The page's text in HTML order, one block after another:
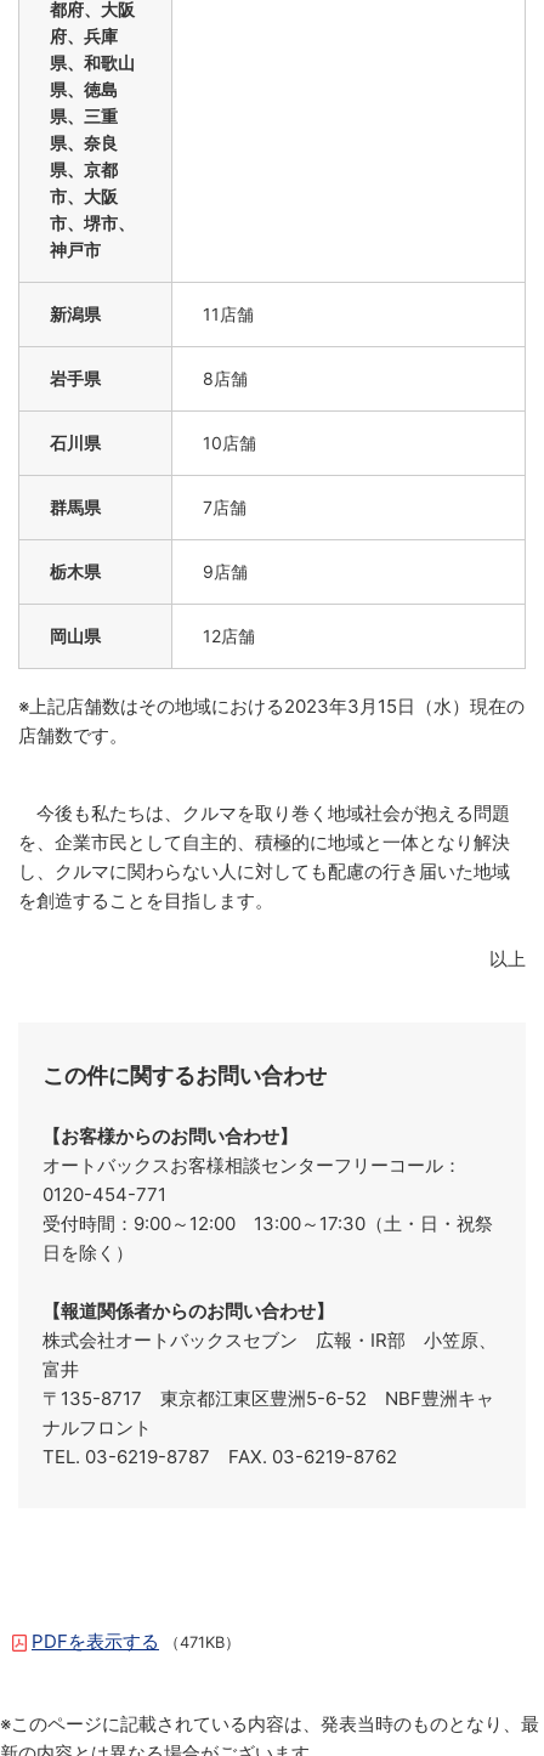
都府、大阪
府、兵庫
県、和歌山
県、徳島
県、三重
県、奈良
県、京都
市、大阪
市、堺市、
神戸市
新潟県 11店舗
岩手県 8店舗
石川県 10店舗
群馬県 7店舗
栃木県 9店舗
岡山県 12店舗
※上記店舗数はその地域における2023年3月15日（水）現在の
店舗数です。
今後も私たちは、クルマを取り巻く地域社会が抱える問題
を、企業市民として自主的、積極的に地域と一体となり解決
し、クルマに関わらない人に対しても配慮の行き届いた地域
を創造することを目指します。
以上
この件に関するお問い合わせ
【お客様からのお問い合わせ】
オートバックスお客様相談センターフリーコール：
0120-454-771
受付時間：9:00～12:00 13:00～17:30（土・日・祝祭
日を除く）
【報道関係者からのお問い合わせ】
株式会社オートバックスセブン 広報・IR部 小笠原、
富井
〒135-8717 東京都江東区豊洲5-6-52 NBF豊洲キャ
ナルフロント
TEL. 03-6219-8787 FAX. 03-6219-8762
PDFを表示する （471KB）
※このページに記載されている内容は、発表当時のものとなり、最